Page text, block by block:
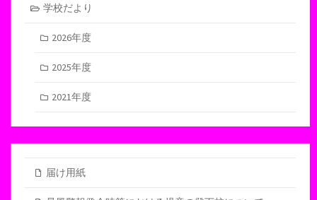
学校だより
2026年度
2025年度
2021年度
届け用紙